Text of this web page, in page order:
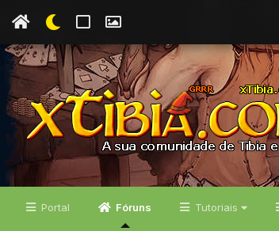
Portal Fóruns Tutoriais